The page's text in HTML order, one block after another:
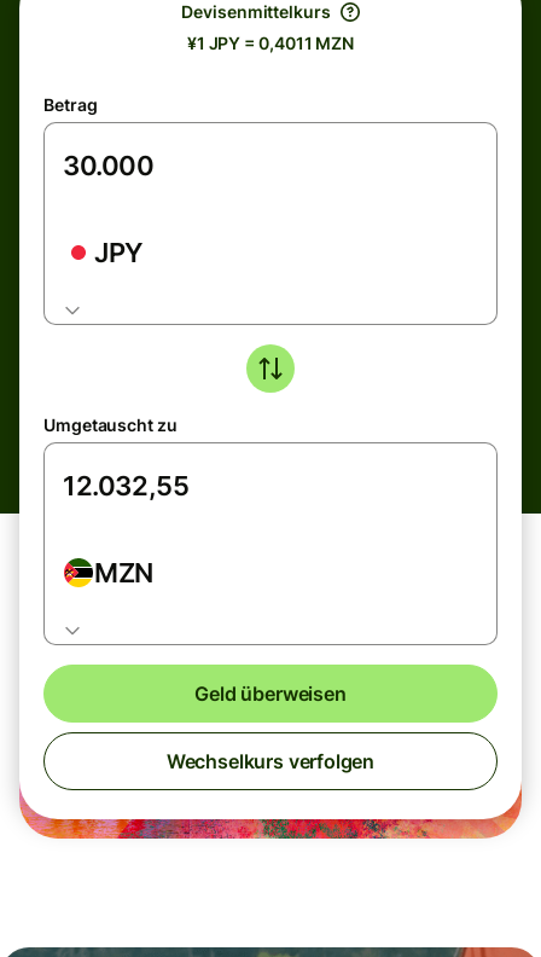
Devisenmittelkurs
¥1 JPY = 0,4011 MZN
Betrag
JPY
Umgetauscht zu
MZN
Geld überweisen
Wechselkurs verfolgen